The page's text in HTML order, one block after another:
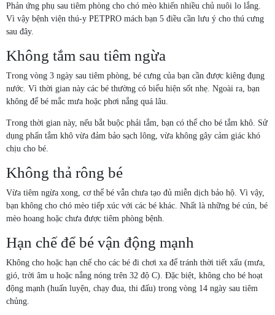
Phản ứng phụ sau tiêm phòng cho chó mèo khiến nhiều chủ nuôi lo lắng.
Vì vậy bệnh viện thú-y PETPRO mách bạn 5 điều cần lưu ý cho thú cưng
sau đây.
Không tắm sau tiêm ngừa
Trong vòng 3 ngày sau tiêm phòng, bé cưng của bạn cần được kiêng đụng
nước. Vì thời gian này các bé thường có biểu hiện sốt nhẹ. Ngoài ra, bạn
không để bé mắc mưa hoặc phơi nắng quá lâu.
Trong thời gian này, nếu bắt buộc phải tắm, bạn có thể cho bé tắm khô. Sử
dụng phấn tắm khô vừa đảm bảo sạch lông, vừa không gây cảm giác khó
chịu cho bé.
Không thả rông bé
Vừa tiêm ngừa xong, cơ thể bé vẫn chưa tạo đủ miễn dịch bảo hộ. Vì vậy,
bạn không cho chó mèo tiếp xúc với các bé khác. Nhất là những bé cún, bé
mèo hoang hoặc chưa được tiêm phòng bệnh.
Hạn chế để bé vận động mạnh
Không cho hoặc hạn chế cho các bé đi chơi xa để tránh thời tiết xấu (mưa,
gió, trời âm u hoặc nắng nóng trên 32 độ C). Đặc biệt, không cho bé hoạt
động mạnh (huấn luyện, chạy đua, thi đấu) trong vòng 14 ngày sau tiêm
chủng.